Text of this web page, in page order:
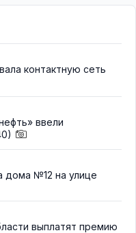
контактную сеть
ввели
дома №12 на улице
выплатят премию